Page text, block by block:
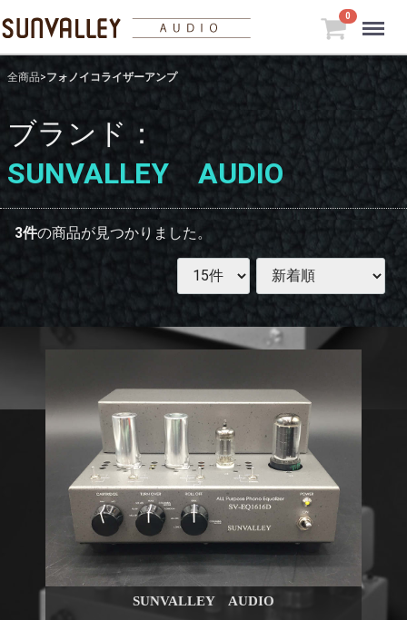
0
全商品 フォノイコライザーアンプ
ブランド：
SUNVALLEY AUDIO
3件の商品が見つかりました。
SUNVALLEY AUDIO